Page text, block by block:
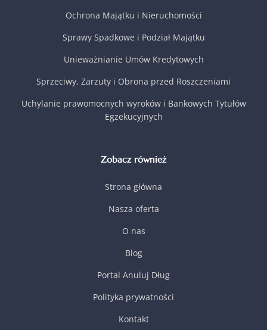
Ochrona Majątku i Nieruchomości
Sprawy Spadkowe i Podział Majątku
Unieważnianie Umów Kredytowych
Sprzeciwy, Zarzuty i Obrona przed Roszczeniami
Uchylanie prawomocnych wyroków i Bankowych Tytułów
Egzekucyjnych
Zobacz również
Strona główna
Nasza oferta
O nas
Blog
Portal Anuluj Dług
Polityka prywatności
Kontakt